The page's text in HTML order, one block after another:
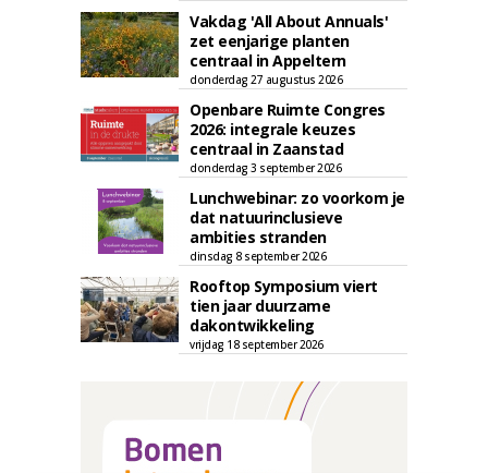
Vakdag 'All About Annuals'
zet eenjarige planten
centraal in Appeltern
donderdag 27 augustus 2026
Openbare Ruimte Congres
2026: integrale keuzes
centraal in Zaanstad
donderdag 3 september 2026
Lunchwebinar: zo voorkom je
dat natuurinclusieve
ambities stranden
dinsdag 8 september 2026
Rooftop Symposium viert
tien jaar duurzame
dakontwikkeling
vrijdag 18 september 2026